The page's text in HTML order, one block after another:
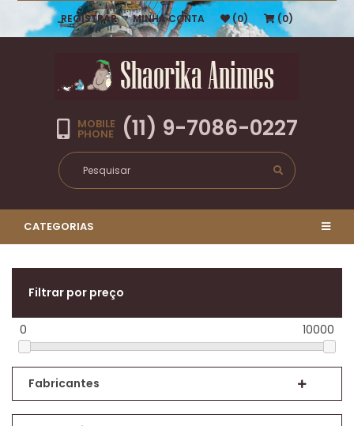
REGISTRAR MINHA CONTA (0) (0)
MOBILE
PHONE (11) 9-7086-0227
CATEGORIAS
Filtrar por preço
0 10000
Fabricantes